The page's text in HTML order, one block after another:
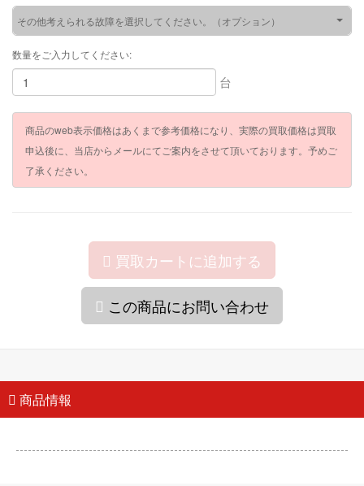
その他考えられる故障を選択してください。（オプション）
数量をご入力してください:
台
商品のweb表示価格はあくまで参考価格になり、実際の買取価格は買取
申込後に、当店からメールにてご案内をさせて頂いております。予めご
了承ください。
買取カートに追加する
この商品にお問い合わせ
商品情報